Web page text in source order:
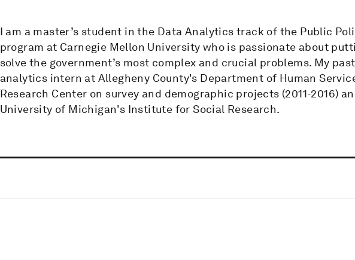
I am a master’s student in the Data Analytics track of the Public
program at Carnegie Mellon University who is passionate about
solve the government’s most complex and crucial problems. My
analytics intern at Allegheny County's Department of Human
Research Center on survey and demographic projects (2011-2016)
University of Michigan's Institute for Social Research.